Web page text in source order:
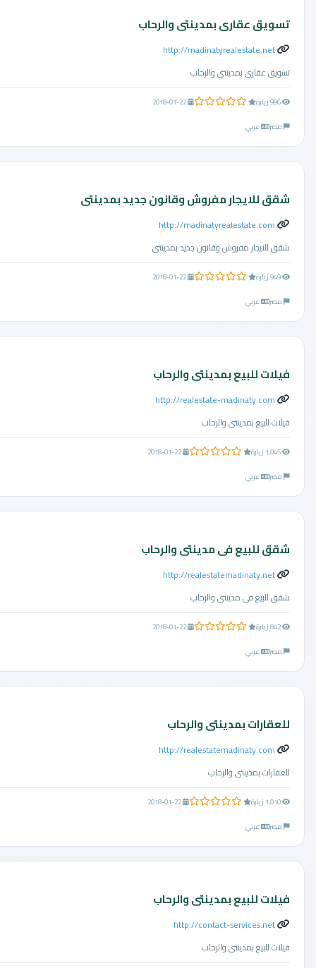
تسويق عقارى بمدينتى والرحاب
http://madinatyrealestate.net
تسويق عقارى بمدينتى والرحاب
0.0 من 5 نجوم
2018-01-22
مصر
عربي
شقق للايجار مفروش وقانون جديد بمدينتى
http://madinatyrealestate.com
شقق للايجار مفروش وقانون جديد بمدينتى
0.0 من 5 نجوم
2018-01-22
مصر
عربي
فيلات للبيع بمدينتى والرحاب
http://realestate-madinaty.com
فيلات للبيع بمدينتى والرحاب
0.0 من 5 نجوم
2018-01-22
مصر
عربي
شقق للبيع فى مدينتى والرحاب
http://realestatemadinaty.net
شقق للبيع فى مدينتى والرحاب
0.0 من 5 نجوم
2018-01-22
مصر
عربي
للعقارات بمدينتى والرحاب
http://realestatemadinaty.com
للعقارات بمدينتى والرحاب
0.0 من 5 نجوم
2018-01-22
مصر
عربي
فيلات للبيع بمدينتى والرحاب
http://contact-services.net
فيلات للبيع بمدينتى والرحاب